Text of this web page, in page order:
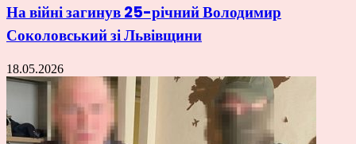
На війні загинув 25-річний Володимир
Соколовський зі Львівщини
18.05.2026